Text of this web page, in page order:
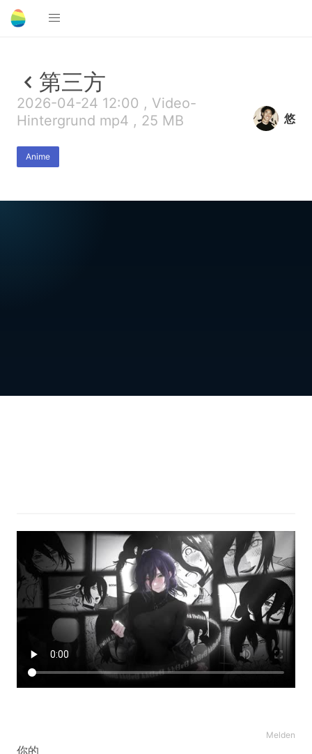
第三方
2026-04-24 12:00 , Video-
Hintergrund mp4 , 25 MB
Anime
悠
Melden